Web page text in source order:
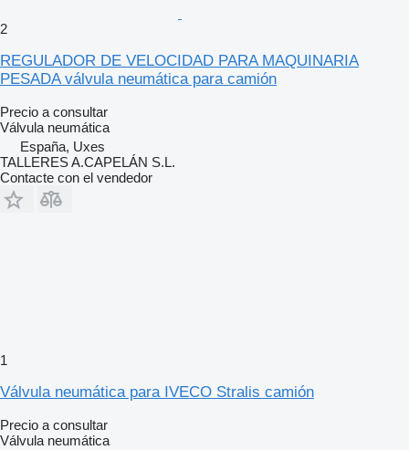
2
REGULADOR DE VELOCIDAD PARA MAQUINARIA
PESADA válvula neumática para camión
Precio a consultar
Válvula neumática
España, Uxes
TALLERES A.CAPELÁN S.L.
Contacte con el vendedor
1
Válvula neumática para IVECO Stralis camión
Precio a consultar
Válvula neumática